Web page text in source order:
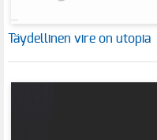
Täydellinen vire on utopia